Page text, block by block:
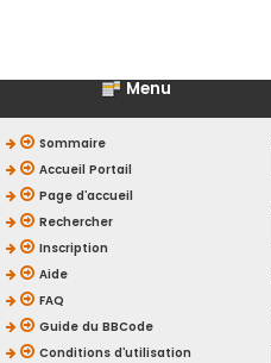
Menu
Sommaire
Accueil Portail
Page d’accueil
Rechercher
Inscription
Aide
FAQ
Guide du BBCode
Conditions d’utilisation